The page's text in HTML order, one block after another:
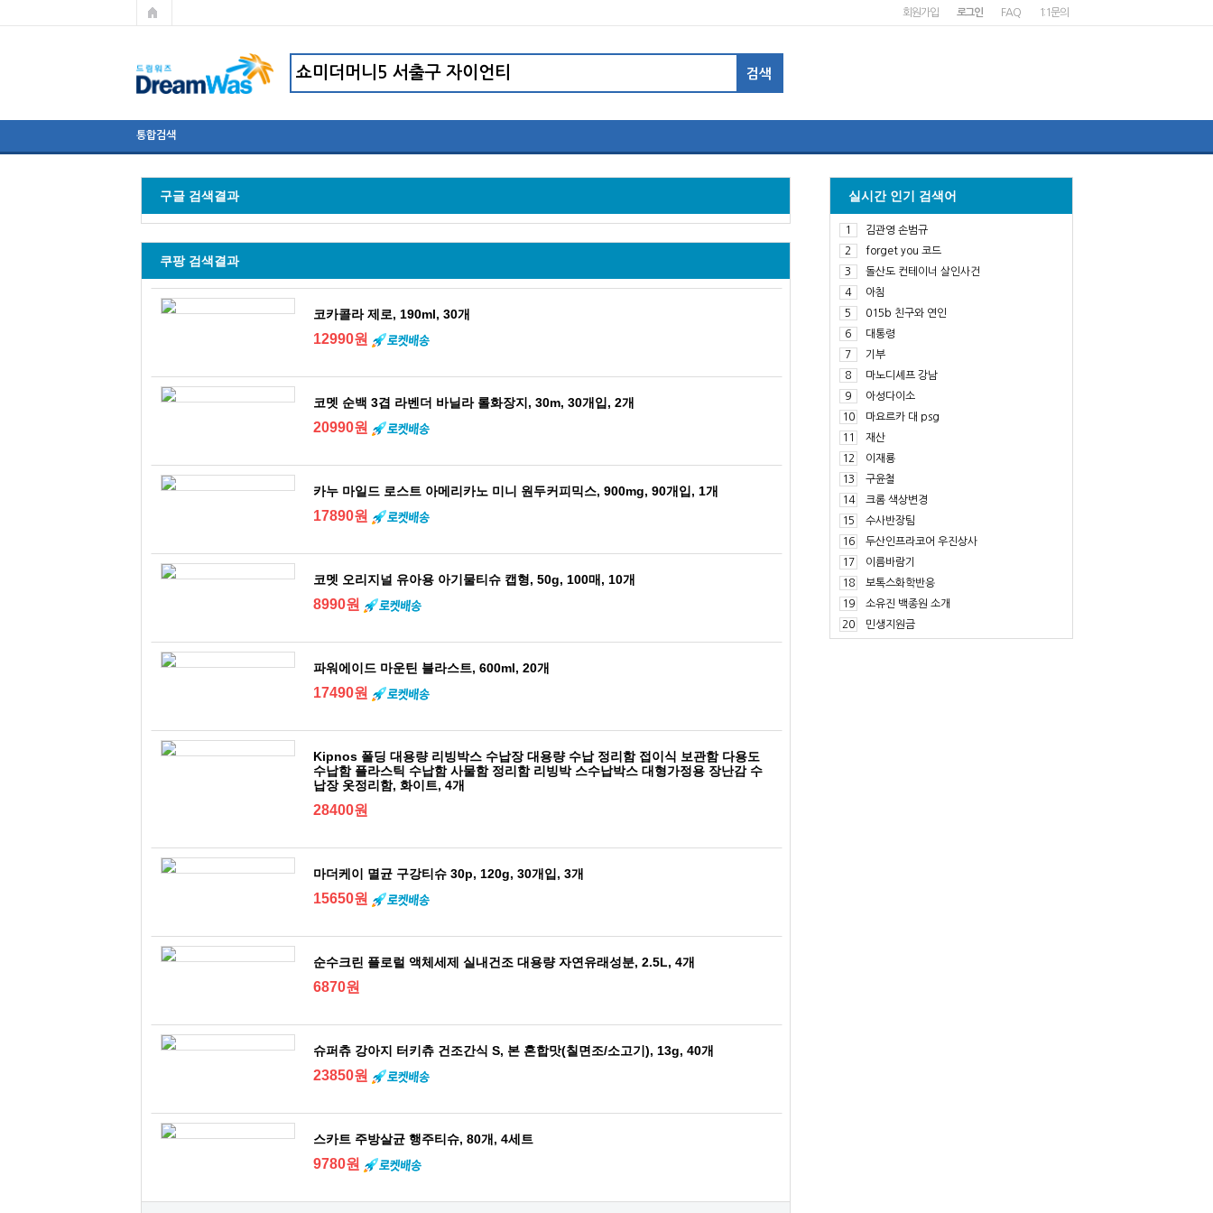
회원가입 로그인 FAQ 1:1문의
통합검색
실시간 인기 검색어
1
김관영 손범규
2
forget you 코드
3
돌산도 컨테이너 살인사건
4
아침
5
015b 친구와 연인
6
대통령
7
기부
8
마노디셰프 강남
9
아성다이소
10
마요르카 대 psg
11
재산
12
이재룡
13
구윤철
14
크롬 색상변경
15
수사반장팀
16
두산인프라코어 우진상사
17
이름바람기
18
보톡스화학반응
19
소유진 백종원 소개
20
민생지원금
구글 검색결과
쿠팡 검색결과
코카콜라 제로, 190ml, 30개
12990원
코멧 순백 3겹 라벤더 바닐라 롤화장지, 30m, 30개입, 2개
20990원
카누 마일드 로스트 아메리카노 미니 원두커피믹스, 900mg, 90개입, 1개
17890원
코멧 오리지널 유아용 아기물티슈 캡형, 50g, 100매, 10개
8990원
파워에이드 마운틴 블라스트, 600ml, 20개
17490원
Kipnos 폴딩 대용량 리빙박스 수납장 대용량 수납 정리함 접이식 보관함 다용도
수납함 플라스틱 수납함 사물함 정리함 리빙박 스수납박스 대형가정용 장난감 수
납장 옷정리함, 화이트, 4개
28400원
마더케이 멸균 구강티슈 30p, 120g, 30개입, 3개
15650원
순수크린 플로럴 액체세제 실내건조 대용량 자연유래성분, 2.5L, 4개
6870원
슈퍼츄 강아지 터키츄 건조간식 S, 본 혼합맛(칠면조/소고기), 13g, 40개
23850원
스카트 주방살균 행주티슈, 80개, 4세트
9780원